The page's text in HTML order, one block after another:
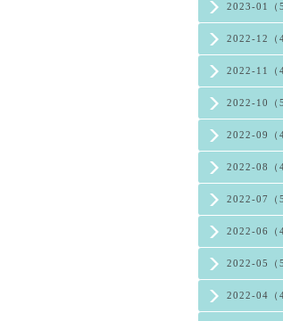
2023-01（5
2022-12（4
2022-11（4
2022-10（5
2022-09（4
2022-08（4
2022-07（5
2022-06（4
2022-05（5
2022-04（4